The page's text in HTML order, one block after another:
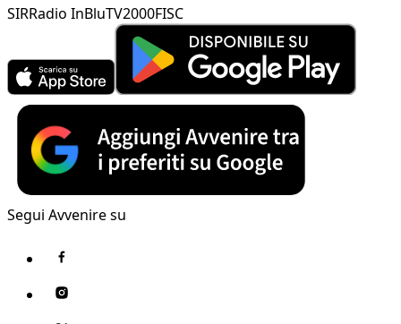
SIRRadio InBluTV2000FISC
Segui Avvenire su